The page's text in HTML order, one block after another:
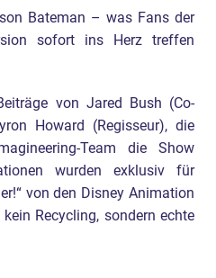
Bateman – was Fans der
sofort ins Herz treffen
von Jared Bush (Co-
Howard (Regisseur), die
Team die Show
wurden exklusiv für
von den Disney Animation
Recycling, sondern echte